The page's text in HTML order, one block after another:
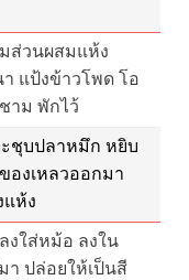
ส่วนผสมแห้ง
แป้งข้าวโพด โอ
าม พักไว้
ชุบปลาหมึก หยิบ
องเหลวออกมา
ห้ง
งใส่หม้อ ลงใน
ปล่อยให้เป็นสี